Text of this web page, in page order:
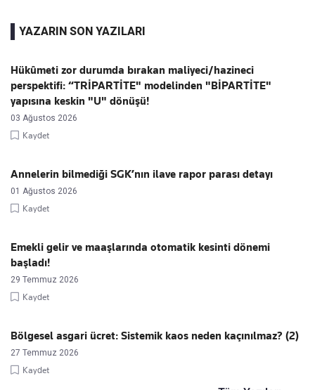
YAZARIN SON YAZILARI
Hükûmeti zor durumda bırakan maliyeci/hazineci
perspektifi: “TRİPARTİTE" modelinden "BİPARTİTE"
yapısına keskin "U" dönüşü!
03 Ağustos 2026
Kaydet
Annelerin bilmediği SGK’nın ilave rapor parası detayı
01 Ağustos 2026
Kaydet
Emekli gelir ve maaşlarında otomatik kesinti dönemi
başladı!
29 Temmuz 2026
Kaydet
Bölgesel asgari ücret: Sistemik kaos neden kaçınılmaz? (2)
27 Temmuz 2026
Kaydet